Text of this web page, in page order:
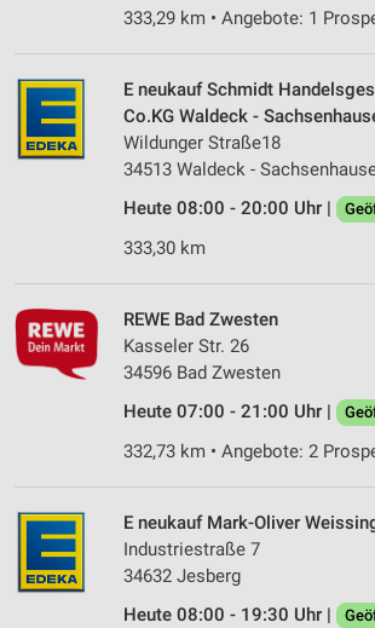
333,29 km • Angebote: 1
E neukauf Schmidt
Co.KG Waldeck -
Wildunger Straße18
34513 Waldeck -
Heute 08:00 - 20:00 Uhr |
333,30 km
REWE Bad Zwesten
Kasseler Str. 26
34596 Bad Zwesten
Heute 07:00 - 21:00 Uhr |
332,73 km • Angebote: 2
E neukauf Mark-Oliver
Industriestraße 7
34632 Jesberg
Heute 08:00 - 19:30 Uhr |
Partnerliste anzeigen (1 IAB-Anbieter)
IAB-Verarbeitungszwecke:
Speichern von oder Zugriff auf
auf einem Endgerät
Werbeanzeigen
Erstellung von Profilen für personalisierte
Verwendung von Profilen zur Auswahl
personalisierter Werbung
Erstellung von Profilen zur
von Inhalten
Verwendung von Profilen zur Auswahl
Messung der Werbeleistung
Messung der Performance von Inhalten